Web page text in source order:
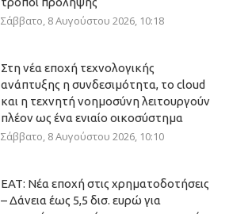
Σάββατο, 8 Αυγούστου 2026, 10:18
Στη νέα εποχή τεχνολογικής
ανάπτυξης η συνδεσιμότητα, το cloud
και η τεχνητή νοημοσύνη λειτουργούν
πλέον ως ένα ενιαίο οικοσύστημα
Σάββατο, 8 Αυγούστου 2026, 10:10
ΕΑΤ: Νέα εποχή στις χρηματοδοτήσεις
– Δάνεια έως 5,5 δισ. ευρώ για